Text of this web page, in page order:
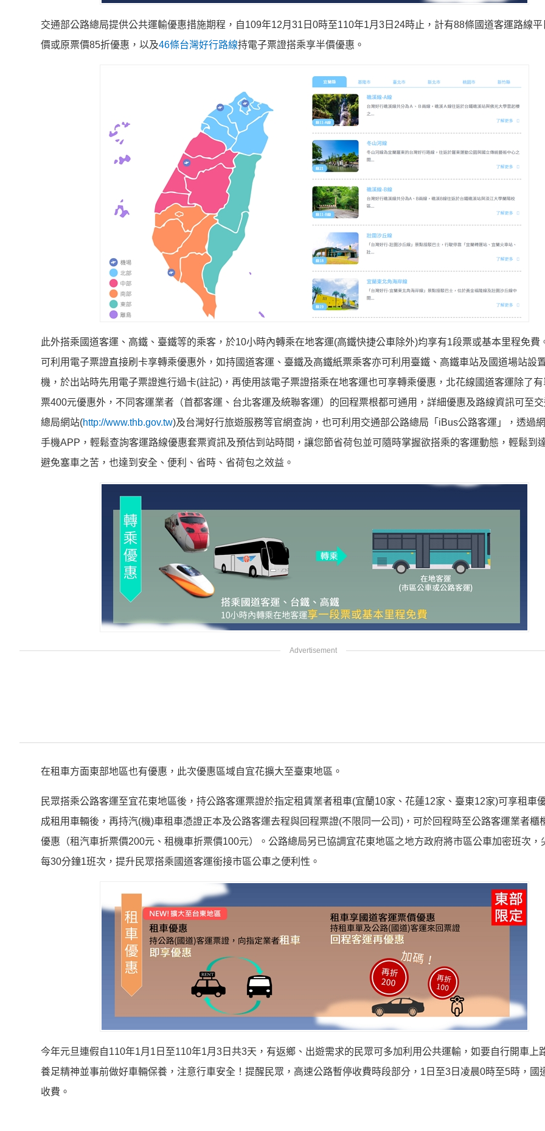
交通部公路總局提供公共運輸優惠措施期程，自109年12月31日0時至110年1月3日24時止，計有88條國道客運路線平
價或原票價85折優惠，以及46條台灣好行路線持電子票證搭乘享半價優惠。
此外搭乘國道客運、高鐵、臺鐵等的乘客，於10小時內轉乘在地客運(高鐵快捷公車除外)均享有1段票或基本里程免費
可利用電子票證直接刷卡享轉乘優惠外，如持國道客運、臺鐵及高鐵紙票乘客亦可利用臺鐵、高鐵車站及國道場站設
機，於出站時先用電子票證進行過卡(註記)，再使用該電子票證搭乘在地客運也可享轉乘優惠，北花線國道客運除了有
票400元優惠外，不同客運業者（首都客運、台北客運及統聯客運）的回程票根都可通用，詳細優惠及路線資訊可至
總局網站(http://www.thb.gov.tw)及台灣好行旅遊服務等官網查詢，也可利用交通部公路總局「iBus公路客運」，透過
手機APP，輕鬆查詢客運路線優惠套票資訊及預估到站時間，讓您節省荷包並可隨時掌握欲搭乘的客運動態，輕鬆到
避免塞車之苦，也達到安全、便利、省時、省荷包之效益。
在租車方面東部地區也有優惠，此次優惠區域自宜花擴大至臺東地區。
民眾搭乘公路客運至宜花東地區後，持公路客運票證於指定租賃業者租車(宜蘭10家、花蓮12家、臺東12家)可享租車
成租用車輛後，再持汽(機)車租車憑證正本及公路客運去程與回程票證(不限同一公司)，可於回程時至公路客運業者櫃
優惠（租汽車折票價200元、租機車折票價100元）。公路總局另已協調宜花東地區之地方政府將市區公車加密班次，
每30分鐘1班次，提升民眾搭乘國道客運銜接市區公車之便利性。
今年元旦連假自110年1月1日至110年1月3日共3天，有返鄉、出遊需求的民眾可多加利用公共運輸，如要自行開車上
養足精神並事前做好車輛保養，注意行車安全！提醒民眾，高速公路暫停收費時段部分，1日至3日凌晨0時至5時，國
收費。